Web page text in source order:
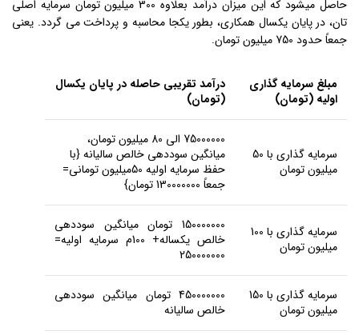
حاصل میشود که این میزان درآمد بعلاوه 300 میلیون تومان سرمایه اصلی
تان، در پایان یکسال همکاری، بطور یکجا محاسبه و پرداخت می گردد. یعنی
جمعاً حدود 750 میلیون تومان.
مبلغ سرمایه گذاری
اولیه (تومان)
درآمد تقریبی حاصله در پایان یکسال
(تومان)
سرمایه گذاری با 50
میلیون تومان
75000000 الی 80 میلیون تومان،
میانگین سوددهی خالص سالیانه {با
حفظ سرمایه اولیه 50میلیون تومانی=
جمعاً 130000000 تومان}
سرمایه گذاری با 100
میلیون تومان
150000000 تومان میانگین سوددهی
خالص یکساله+ 100م سرمایه اولیه=
250000000
سرمایه گذاری با 150
میلیون تومان
450000000 تومان میانگین سوددهی
خالص سالیانه